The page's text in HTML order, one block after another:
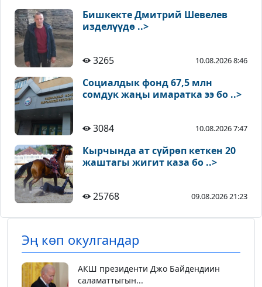
Бишкекте Дмитрий Шевелев
изделүүдө ..>
3265 10.08.2026 8:46
Социалдык фонд 67,5 млн
сомдук жаңы имаратка ээ бо ..>
3084 10.08.2026 7:47
Кырчында ат сүйрөп кеткен 20
жаштагы жигит каза бо ..>
25768 09.08.2026 21:23
Эң көп окулгандар
АКШ президенти Джо Байдендиин
саламаттыгын...